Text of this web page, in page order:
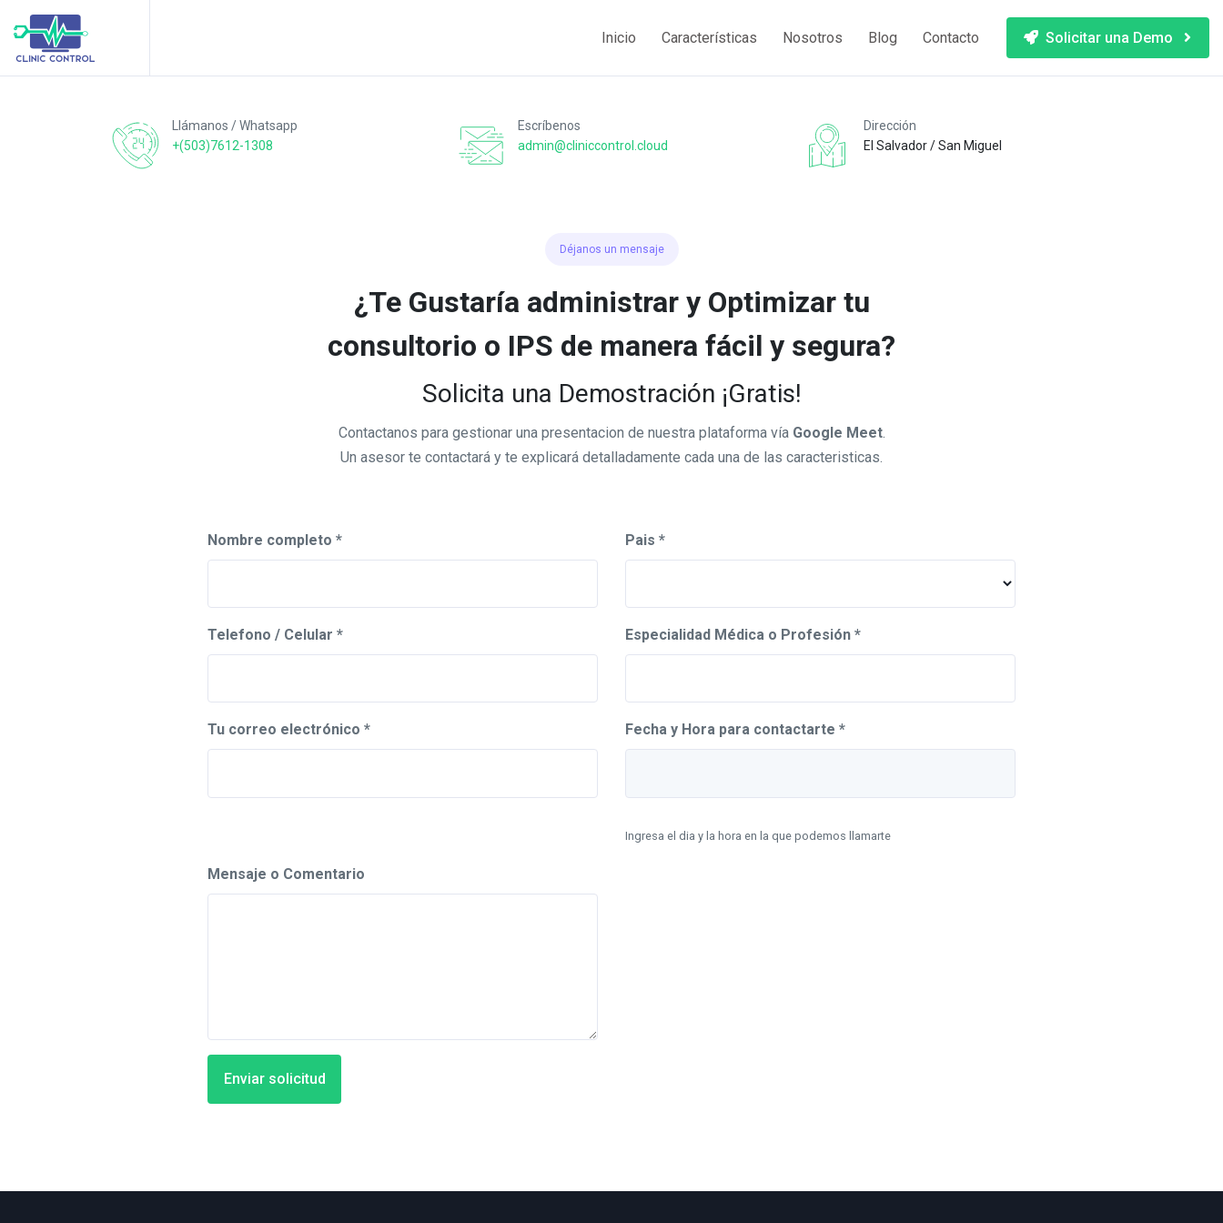
Inicio Características Nosotros Blog Contacto Solicitar una Demo
Llámanos / Whatsapp
+(503)7612-1308
Escríbenos
admin@cliniccontrol.cloud
Dirección
El Salvador / San Miguel
Déjanos un mensaje
¿Te Gustaría administrar y Optimizar tu
consultorio o IPS de manera fácil y segura?
Solicita una Demostración ¡Gratis!
Contactanos para gestionar una presentacion de nuestra plataforma vía Google Meet.
Un asesor te contactará y te explicará detalladamente cada una de las caracteristicas.
Nombre completo * Pais *
Telefono / Celular * Especialidad Médica o Profesión *
Tu correo electrónico * Fecha y Hora para contactarte *
Ingresa el dia y la hora en la que podemos llamarte
Mensaje o Comentario
Enviar solicitud